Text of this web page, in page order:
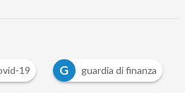
19 G guardia di finanza